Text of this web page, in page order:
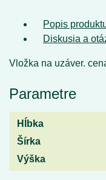
Popis
Diskusia a
Vložka na uzáver.
Parametre
Hĺbka
Šírka
Výška